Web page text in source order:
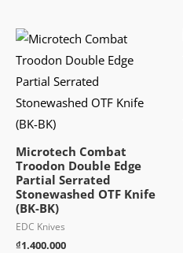
Microtech Combat
Troodon Double Edge
Partial Serrated
Stonewashed OTF Knife
(BK-BK)
EDC Knives
₫1.400.000